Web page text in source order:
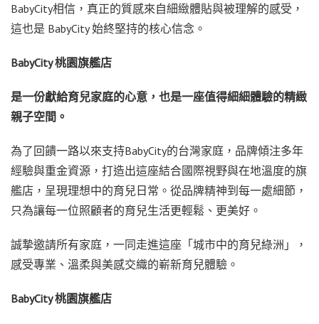
BabyCity相信，真正的質感來自細緻體貼與被理解的感受，
這也是 BabyCity 始終堅持的核心信念。
BabyCity 桃園旗艦店
是一份獻給育兒家庭的心意，也是一座值得細細體驗的精緻
親子空間。
為了回饋一路以來支持BabyCity的台灣家庭，品牌傾注多年
經驗與重金資源，打造出這座結合國際視野與在地溫度的旗
艦店，呈現理想中的育兒日常。從品牌精神到每一處細節，
只為讓每一位照顧者的育兒生活更輕鬆、更美好。
誠摯邀請所有家庭，一同走進這座「城市中的育兒綠洲」，
感受專業、溫柔與美感交織的嶄新育兒體驗。
BabyCity 桃園旗艦店